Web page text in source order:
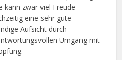
kann zwar viel Freude
eine sehr gute
Aufsicht durch
Umgang mit